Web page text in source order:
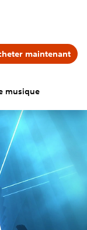
musique
maintenant